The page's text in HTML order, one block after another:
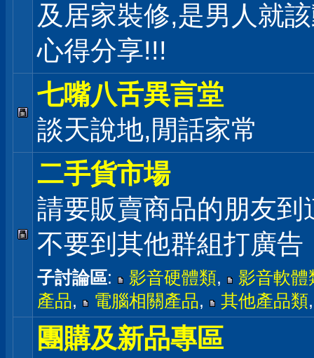
及居家裝修,是男人就
心得分享!!!
七嘴八舌異言堂
談天說地,閒話家常
二手貨市場
請要販賣商品的朋友到
不要到其他群組打廣告
子討論區: 影音硬體類,
影音軟體
產品, 電腦相關產品, 其他產品類
團購及新品專區